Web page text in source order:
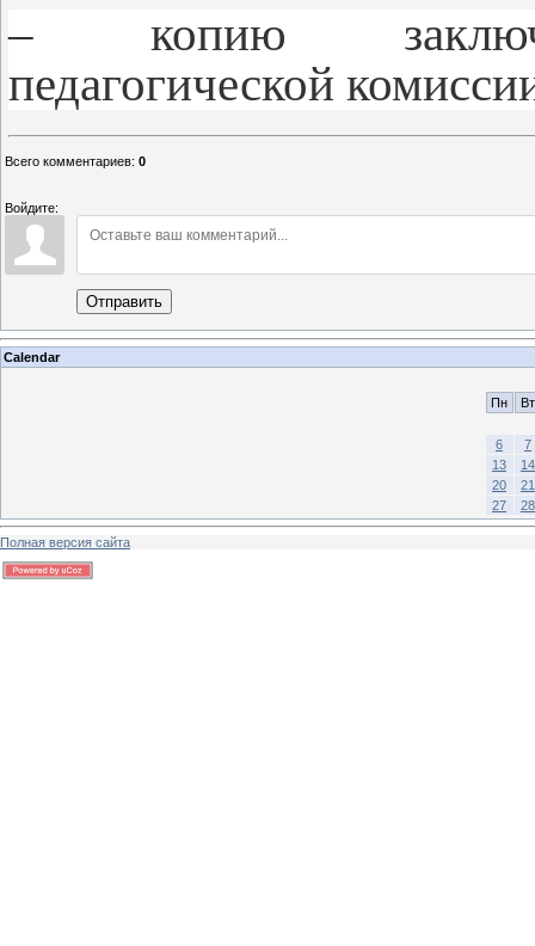
– копию
педагогической
Всего комментариев: 0
Войдите:
Отправить
Calendar
Пн Вт
6
7
13
14
20
21
27
28
Полная версия сайта